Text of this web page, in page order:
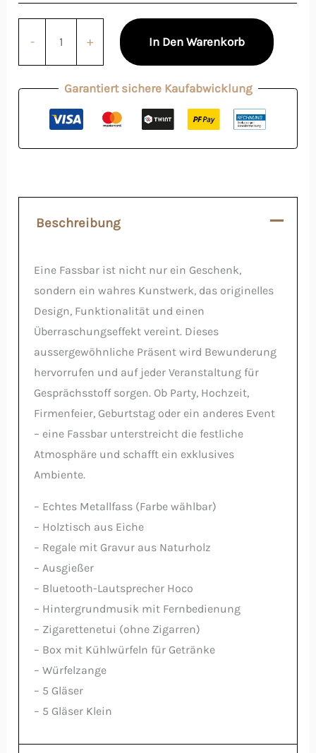
- + In Den Warenkorb
Garantiert sichere Kaufabwicklung
Beschreibung
Eine Fassbar ist nicht nur ein Geschenk,
sondern ein wahres Kunstwerk, das originelles
Design, Funktionalität und einen
Überraschungseffekt vereint. Dieses
aussergewöhnliche Präsent wird Bewunderung
hervorrufen und auf jeder Veranstaltung für
Gesprächsstoff sorgen. Ob Party, Hochzeit,
Firmenfeier, Geburtstag oder ein anderes Event
– ​​eine Fassbar unterstreicht die festliche
Atmosphäre und schafft ein exklusives
Ambiente.
– Echtes Metallfass (Farbe wählbar)
– Holztisch aus Eiche
– Regale mit Gravur aus Naturholz
– Ausgießer
– Bluetooth-Lautsprecher Hoco
– Hintergrundmusik mit Fernbedienung
– Zigarettenetui (ohne Zigarren)
– Box mit Kühlwürfeln für Getränke
– Würfelzange
– 5 Gläser
– 5 Gläser Klein